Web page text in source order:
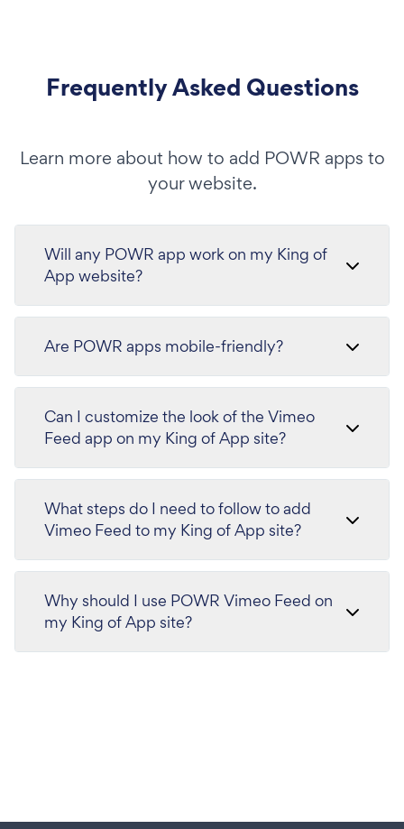
Frequently Asked Questions
Learn more about how to add POWR apps to
your website.
Will any POWR app work on my King of
App website?
Are POWR apps mobile-friendly?
Can I customize the look of the Vimeo
Feed app on my King of App site?
What steps do I need to follow to add
Vimeo Feed to my King of App site?
Why should I use POWR Vimeo Feed on
my King of App site?